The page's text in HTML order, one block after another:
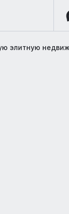
элитную